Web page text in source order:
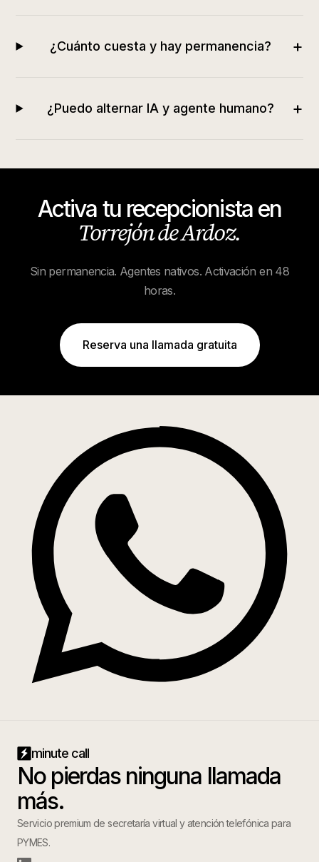
¿Cuánto cuesta y hay permanencia? +
¿Puedo alternar IA y agente humano? +
Activa tu recepcionista en
Torrejón de Ardoz.
Sin permanencia. Agentes nativos. Activación en 48
horas.
Reserva una llamada gratuita
minute call
No pierdas ninguna llamada
más.
Servicio premium de secretaría virtual y atención telefónica para
PYMES.